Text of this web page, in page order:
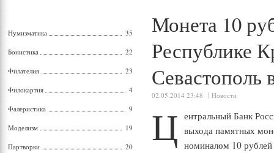
Монета 10
Республике
Севастополь
02.05.2014 23:48 Новости
Ц ентральный Банк
выхода памятных
номиналом 10 рублей
Нумизматика 35
Бонистика 22
Филателия 23
Филокартия 4
Фалеристика 9
Моделизм 19
Партворки 20